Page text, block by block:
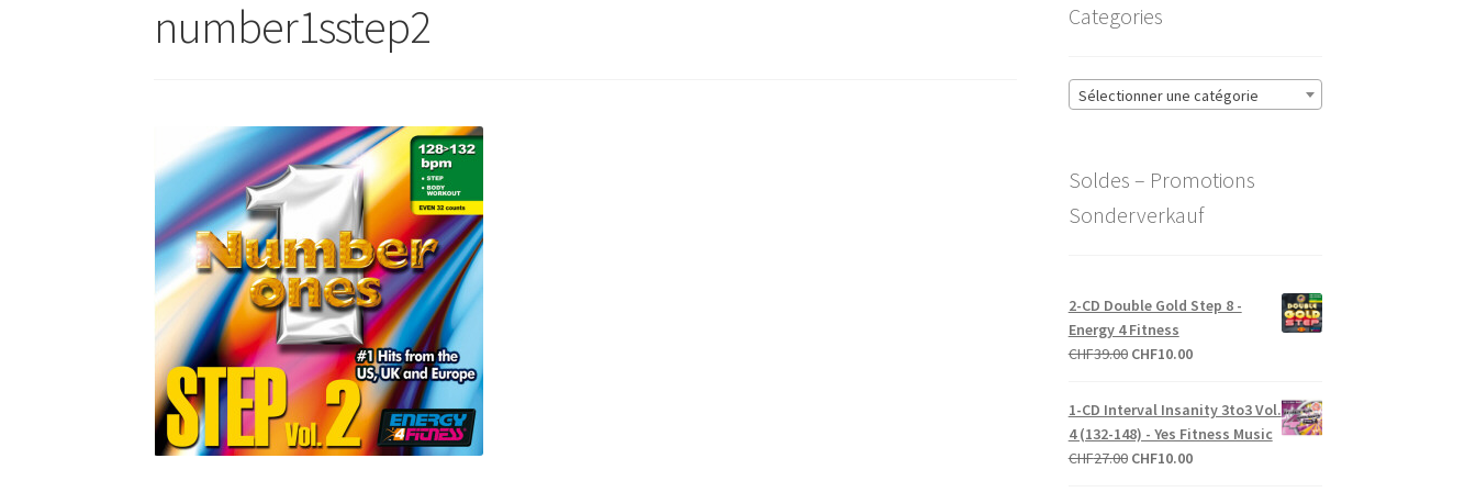
number1sstep2 Categories
Sélectionner une catégorie
Soldes – Promotions
Sonderverkauf
2-CD Double Gold Step 8 -
Energy 4 Fitness
CHF39.00 Le
initial
était :
CHF39.00.
CHF10.00Le
actuel
est :
CHF10.00.
1-CD Interval Insanity 3to3 Vol.
4 (132-148) - Yes Fitness Music
CHF27.00 Le
CHF10.00Le